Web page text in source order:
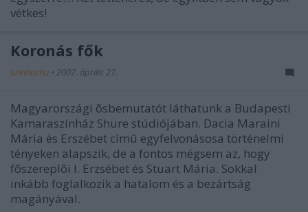
vétkes!
Koronás fők
szinhazhu • 2007. április 27.
Magyarországi õsbemutatót láthatunk a Budapesti
Kamaraszínház Shure stúdiójában. Dacia Maraini
Mária és Erszébet címû egyfelvonásosa történelmi
tényeken alapszik, de a fontos mégsem az, hogy
fõszereplõi I. Erzsébet és Stuart Mária. Sokkal
inkább foglalkozik a hatalom és a bezártság
magányával.